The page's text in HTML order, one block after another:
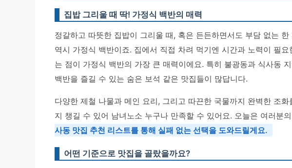
집밥 그리울 때 딱! 가정식 백반의 매력
정갈하고 따뜻한 집밥이 그리울 때, 혹은 든든하면서도 부담 없는
역시 가정식 백반이죠. 집에서 직접 차려 먹기엔 시간과 노력이 필
는 점이 가정식 백반의 가장 큰 매력이에요. 특히 불광동과 식사동
백반을 즐길 수 있는 숨은 보석 같은 맛집들이 많답니다.
다양한 제철 나물과 메인 요리, 그리고 따끈한 국물까지 완벽한 조
지 챙길 수 있어 남녀노소 누구나 만족할 수 있어요. 오늘은 여러분
사동 맛집 추천 리스트를 통해 실패 없는 선택을 도와드릴게요.
어떤 기준으로 맛집을 골랐을까요?